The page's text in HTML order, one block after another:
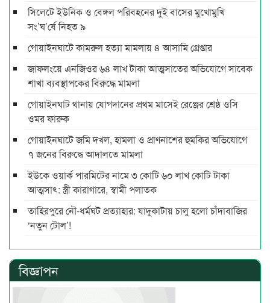
সিলেটে ইউনিক ও বেঙ্গল পরিবহনের দুই বাসের মুখোমুখি
সং’ঘ’র্ষে নিহত ৯
গোয়াইনঘাটে কামরুল হত্যা মামলায় ৪ আসামি গ্রেপ্তার
জাফলংয়ে এনজিওর ৬৪ লাখ টাকা আত্মসাতের অভিযোগে সাবেক
শাখা ব্যবস্থাপকের বিরুদ্ধে মামলা
গোয়াইনঘাট থানায় যোগদানের প্রথম মাসেই রেঞ্জের শ্রেষ্ঠ ওসি
ওমর ফারুক
গোয়াইনঘাটে জমি দখল, হামলা ও প্রাণনাশের হুমকির অভিযোগে
৭ জনের বিরুদ্ধে আদালতে মামলা
ইউকে ওয়ার্ক পারমিটের নামে ৩ কোটি ৬০ লাখ কোটি টাকা
আত্মসাৎ: স্ত্রী কারাগারে, স্বামী পলাতক
তাহিরপুরে নৌ-ধর্মঘট প্রত্যাহার: যাদুকাটায় চালু হলো চাঁদাবাজির
‘নতুন টোল’!
বিজ্ঞাপন